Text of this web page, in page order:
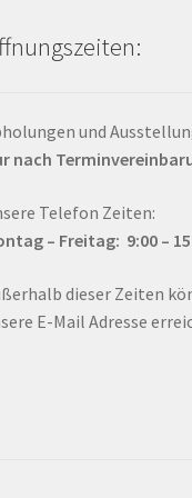
und
nach
Telefon Zeiten:
– Freitag: 9:00 –
dieser Zeiten
E-Mail Adresse